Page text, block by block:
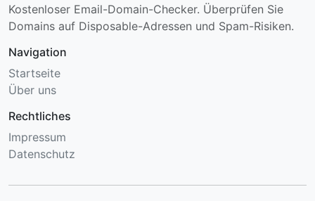
Kostenloser Email-Domain-Checker. Überprüfen Sie
Domains auf Disposable-Adressen und Spam-Risiken.
Navigation
Startseite
Über uns
Rechtliches
Impressum
Datenschutz